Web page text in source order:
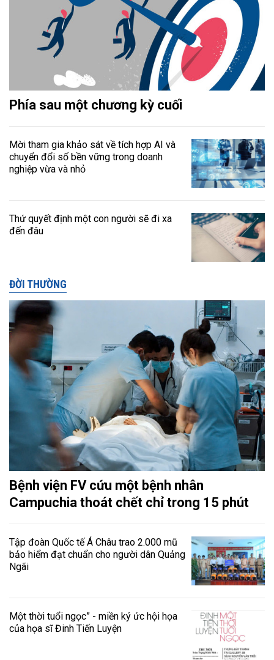
Phía sau một chương kỳ cuối
Mời tham gia khảo sát về tích hợp AI và
chuyển đổi số bền vững trong doanh
nghiệp vừa và nhỏ
Thứ quyết định một con người sẽ đi xa
đến đâu
ĐỜI THƯỜNG
Bệnh viện FV cứu một bệnh nhân
Campuchia thoát chết chỉ trong 15 phút
Tập đoàn Quốc tế Á Châu trao 2.000 mũ
bảo hiểm đạt chuẩn cho người dân Quảng
Ngãi
Một thời tuổi ngọc” - miền ký ức hội họa
của họa sĩ Đinh Tiến Luyện